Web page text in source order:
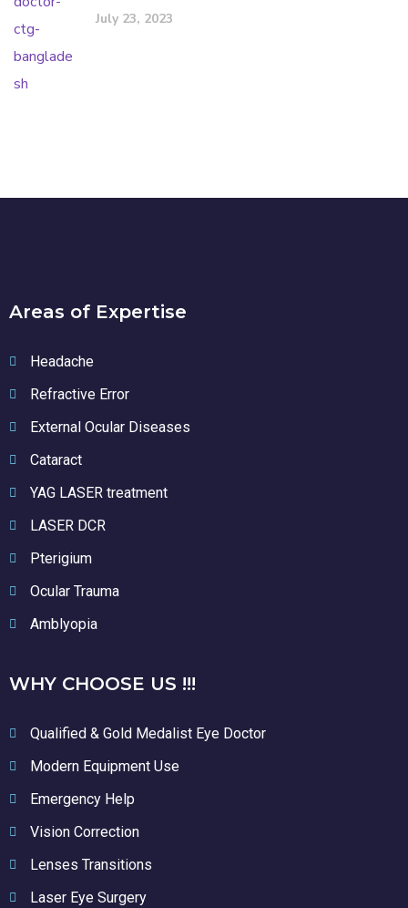
July 23, 2023
Areas of Expertise
Headache
Refractive Error
External Ocular Diseases
Cataract
YAG LASER treatment
LASER DCR
Pterigium
Ocular Trauma
Amblyopia
WHY CHOOSE US !!!
Qualified & Gold Medalist Eye Doctor
Modern Equipment Use
Emergency Help
Vision Correction
Lenses Transitions
Laser Eye Surgery